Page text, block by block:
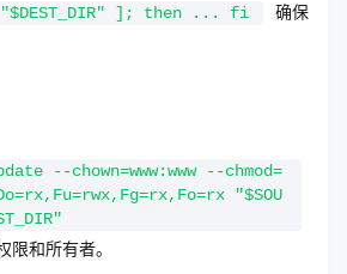
]; then ... fi
确保
--chown=www:www --chmod=
"$SOU
和所有者。